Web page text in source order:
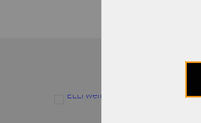
Dieses Produkt weist mehrere Varianten auf. Die Optionen können auf der Produktseite gewählt werden